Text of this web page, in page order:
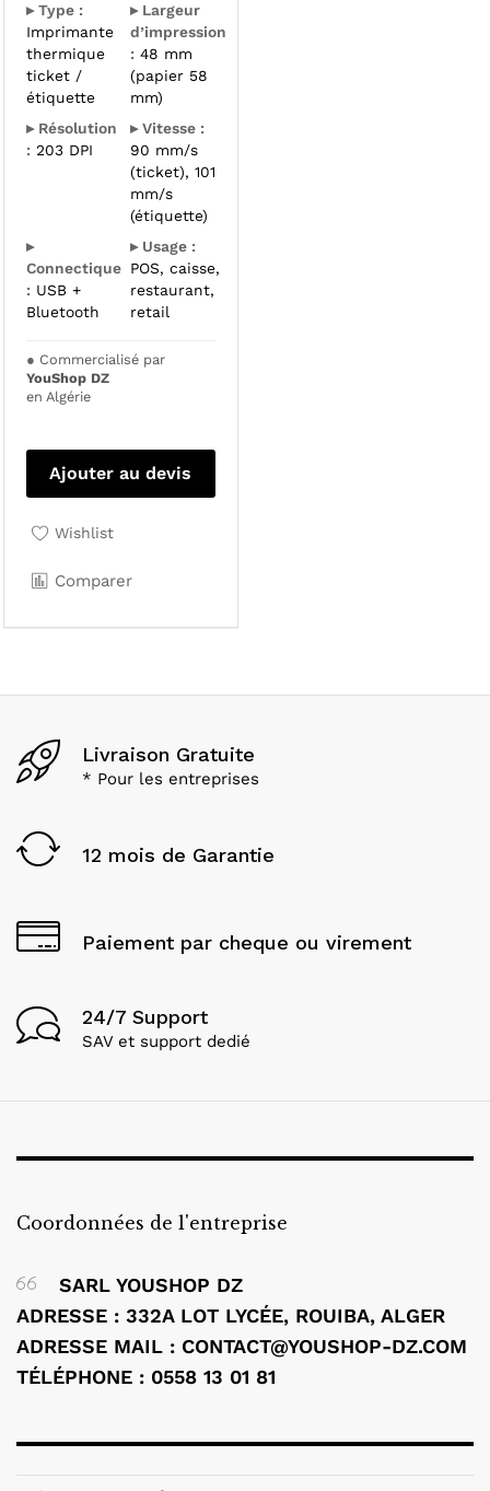
▸ Type :
Imprimante
thermique
ticket /
étiquette
▸ Largeur
d’impression
: 48 mm
(papier 58
mm)
▸ Résolution
: 203 DPI
▸ Vitesse :
90 mm/s
(ticket), 101
mm/s
(étiquette)
▸
Connectique
: USB +
Bluetooth
▸ Usage :
POS, caisse,
restaurant,
retail
● Commercialisé par
YouShop DZ
en Algérie
Ajouter au devis
Wishlist
Comparer
Livraison Gratuite
* Pour les entreprises
12 mois de Garantie
Paiement par cheque ou virement
24/7 Support
SAV et support dedié
Coordonnées de l'entreprise
SARL YOUSHOP DZ
ADRESSE : 332A LOT LYCÉE, ROUIBA, ALGER
ADRESSE MAIL : CONTACT@YOUSHOP-DZ.COM
TÉLÉPHONE : 0558 13 01 81